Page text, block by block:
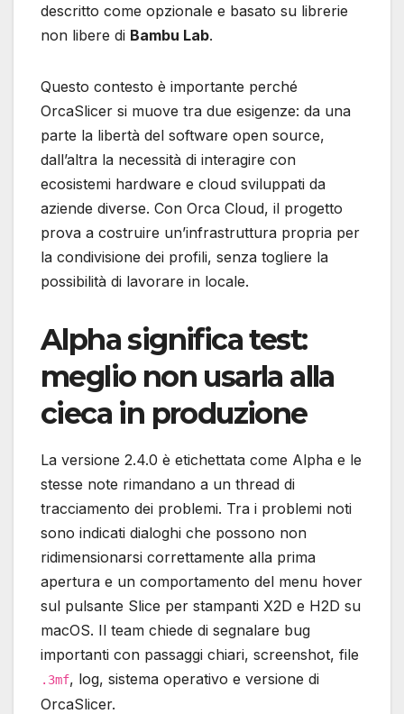
descritto come opzionale e basato su librerie
non libere di Bambu Lab.
Questo contesto è importante perché
OrcaSlicer si muove tra due esigenze: da una
parte la libertà del software open source,
dall’altra la necessità di interagire con
ecosistemi hardware e cloud sviluppati da
aziende diverse. Con Orca Cloud, il progetto
prova a costruire un’infrastruttura propria per
la condivisione dei profili, senza togliere la
possibilità di lavorare in locale.
Alpha significa test:
meglio non usarla alla
cieca in produzione
La versione 2.4.0 è etichettata come Alpha e le
stesse note rimandano a un thread di
tracciamento dei problemi. Tra i problemi noti
sono indicati dialoghi che possono non
ridimensionarsi correttamente alla prima
apertura e un comportamento del menu hover
sul pulsante Slice per stampanti X2D e H2D su
macOS. Il team chiede di segnalare bug
importanti con passaggi chiari, screenshot, file
.3mf, log, sistema operativo e versione di
OrcaSlicer.